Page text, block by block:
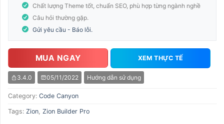
Chất lượng Theme tốt, chuẩn SEO, phù hợp từng ngành nghề
Câu hỏi thường gặp.
Gửi yêu cầu - Báo lỗi.
MUA NGAY XEM THỰC TẾ
3.4.0 05/11/2022 Hướng dẫn sử dụng
Category: Code Canyon
Tags: Zion, Zion Builder Pro